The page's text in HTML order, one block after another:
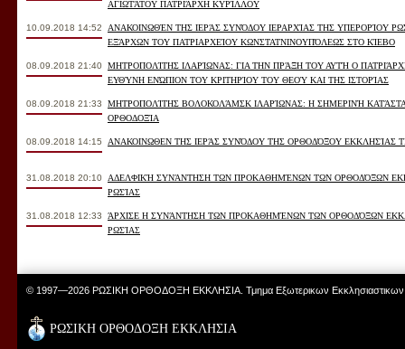
ΑΓΙΩΤΆΤΟΥ ΠΑΤΡΙΆΡΧΗ ΚΥΡΊΛΛΟΥ
10.09.2018 14:52
ΑΝΑΚΟΙΝΩΘΈΝ ΤΗΣ ΙΕΡΆΣ ΣΥΝΌΔΟΥ ΙΕΡΑΡΧΊΑΣ ΤΗΣ ΥΠΕΡΟΡΊΟΥ
ΕΞΆΡΧΩΝ ΤΟΥ ΠΑΤΡΙΑΡΧΕΊΟΥ ΚΩΝΣΤΑΤΝΙΝΟΥΠΌΛΕΩΣ ΣΤΟ ΚΊΕΒΟ
08.09.2018 21:40 ΜΗΤΡΟΠΟΛΊΤΗΣ ΙΛΑΡΊΩΝΑΣ: ΓΙΑ ΤΗΝ ΠΡΆΞΗ ΤΟΥ ΑΥΤΉ Ο
ΕΥΘΎΝΗ ΕΝΏΠΙΟΝ ΤΟΥ ΚΡΙΤΗΡΊΟΥ ΤΟΥ ΘΕΟΎ ΚΑΙ ΤΗΣ ΙΣΤΟΡΊΑΣ
08.09.2018 21:33
ΜΗΤΡΟΠΟΛΊΤΗΣ ΒΟΛΟΚΟΛΆΜΣΚ ΙΛΑΡΊΩΝΑΣ: Η ΣΗΜΕΡΙΝΉ
ΟΡΘΟΔΟΞΊΑ
08.09.2018 14:15 ΑΝΑΚΟΙΝΩΘΕΝ ΤΗΣ ΙΕΡΆΣ ΣΥΝΌΔΟΥ ΤΗΣ ΟΡΘΟΔΌΞΟΥ ΕΚΚΛΗΣΊΑΣ
31.08.2018 20:10
ΑΔΕΛΦΙΚΉ ΣΥΝΆΝΤΗΣΗ ΤΩΝ ΠΡΟΚΑΘΗΜΈΝΩΝ ΤΩΝ ΟΡΘΟΔΌΞΩΝ
ΡΩΣΊΑΣ
31.08.2018 12:33
ΆΡΧΙΣΕ Η ΣΥΝΆΝΤΗΣΗ ΤΩΝ ΠΡΟΚΑΘΗΜΈΝΩΝ ΤΩΝ ΟΡΘΟΔΌΞΩΝ
ΡΩΣΊΑΣ
© 1997—2026 ΡΩΣΙΚΗ ΟΡΘΟΔΟΞΗ ΕΚΚΛΗΣΙΑ. Τμημα Εξωτερικων
ΡΩΣΙΚΗ ΟΡΘΟΔΟΞΗ ΕΚΚΛΗΣΙΑ